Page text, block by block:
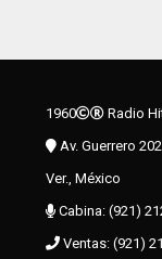
1960
Radio
Av. Guerrero
Ver., México
Cabina: (921)
Ventas: (921)